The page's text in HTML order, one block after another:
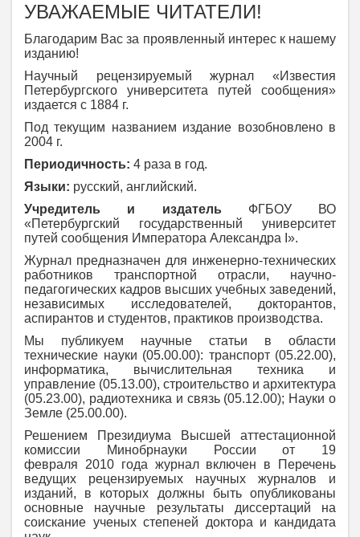
УВАЖАЕМЫЕ ЧИТАТЕЛИ!
Благодарим Вас за проявленный интерес к нашему
изданию!
Научный рецензируемый журнал «Известия
Петербургского университета путей сообщения»
издается c 1884 г.
Под текущим названием издание возобновлено в
2004 г.
Периодичность: 4 раза в год.
Языки: русский, английский.
Учредитель и издательФГБОУ ВО
«Петербургский государственный университет
путей сообщения Императора Александра I».
Журнал предназначен для инженерно-технических
работников транспортной отрасли, научно-
педагогических кадров высших учебных заведений,
независимых исследователей, докторантов,
аспирантов и студентов, практиков производства.
Мы публикуем научные статьи в области
технические науки (05.00.00): транспорт (05.22.00),
информатика, вычислительная техника и
управление (05.13.00), строительство и архитектура
(05.23.00), радиотехника и связь (05.12.00); Науки о
Земле (25.00.00).
Решением Президиума Высшей аттестационной
комиссии Минобрнауки России от 19
февраля 2010 года журнал включен в Перечень
ведущих рецензируемых научных журналов и
изданий, в которых должны быть опубликованы
основные научные результаты диссертаций на
соискание ученых степеней доктора и кандидата